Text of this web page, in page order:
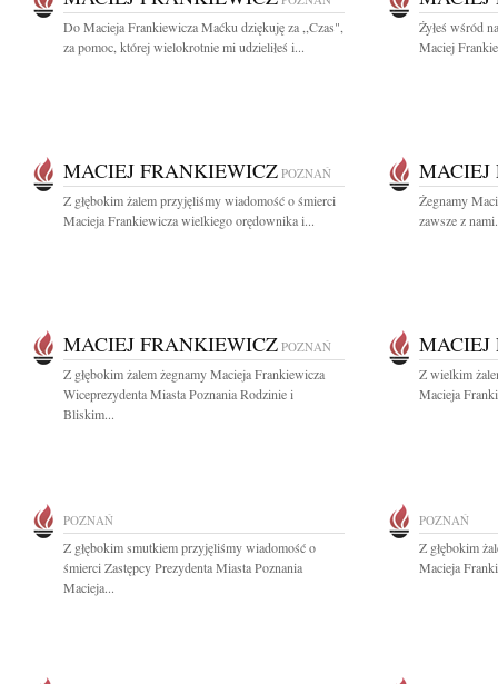
Do Macieja Frankiewicza Maćku dziękuję za ,,Czas",
za pomoc, której wielokrotnie mi udzieliłeś i...
Żyłeś wśród
Maciej
MACIEJ FRANKIEWICZ POZNAŃ
Z głębokim żalem przyjęliśmy wiadomość o śmierci
Macieja Frankiewicza wielkiego orędownika i...
MACIEJ
Żegnamy
zawsze z
MACIEJ FRANKIEWICZ POZNAŃ
Z głębokim żalem żegnamy Macieja Frankiewicza
Wiceprezydenta Miasta Poznania Rodzinie i
Bliskim...
MACIEJ
Z wielkim
Macieja
POZNAŃ
Z głębokim smutkiem przyjęliśmy wiadomość o
śmierci Zastępcy Prezydenta Miasta Poznania
Macieja...
POZNAŃ
Z głębokim
Macieja